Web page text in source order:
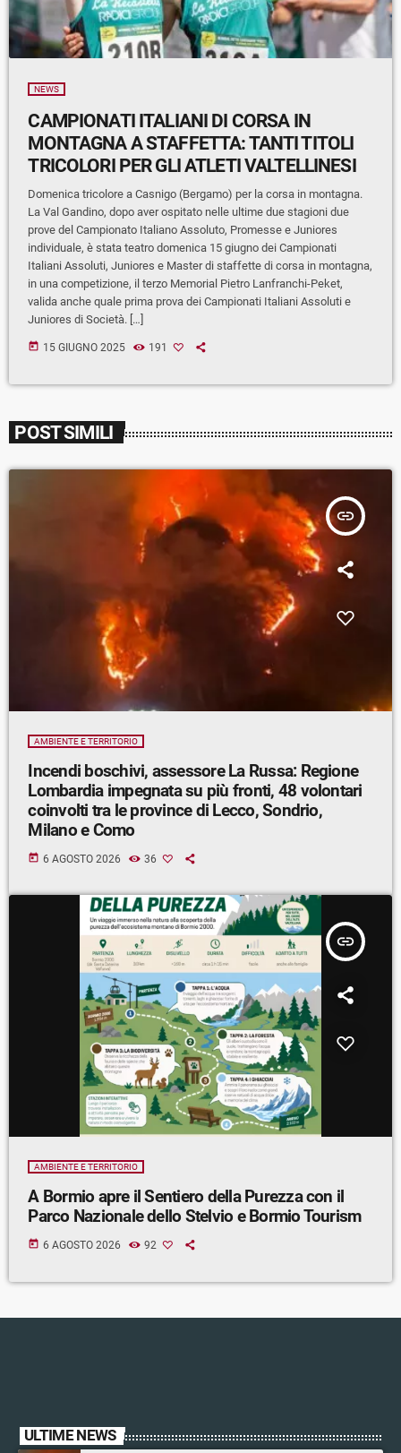
NEWS
CAMPIONATI ITALIANI DI CORSA IN
MONTAGNA A STAFFETTA: TANTI TITOLI
TRICOLORI PER GLI ATLETI VALTELLINESI
Domenica tricolore a Casnigo (Bergamo) per la corsa in montagna.
La Val Gandino, dopo aver ospitato nelle ultime due stagioni due
prove del Campionato Italiano Assoluto, Promesse e Juniores
individuale, è stata teatro domenica 15 giugno dei Campionati
Italiani Assoluti, Juniores e Master di staffette di corsa in montagna,
in una competizione, il terzo Memorial Pietro Lanfranchi-Peket,
valida anche quale prima prova dei Campionati Italiani Assoluti e
Juniores di Società. […]
today 15 GIUGNO 2025 191
POST SIMILI
insert_link
AMBIENTE E TERRITORIO
Incendi boschivi, assessore La Russa: Regione
Lombardia impegnata su più fronti, 48 volontari
coinvolti tra le province di Lecco, Sondrio,
Milano e Como
today 6 AGOSTO 2026 36
insert_link
AMBIENTE E TERRITORIO
A Bormio apre il Sentiero della Purezza con il
Parco Nazionale dello Stelvio e Bormio Tourism
today 6 AGOSTO 2026 92
ULTIME NEWS